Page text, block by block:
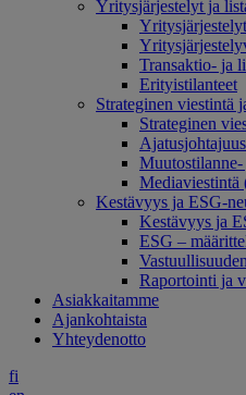
Yritysjärjestelyt ja
Transaktio- ja
Erityistilanteet
Strateginen viestintä
Strateginen
Mediaviestintä
Kestävyys ja ESG-
Kestävyys ja
ESG –
Raportointi ja
Asiakkaitamme
Ajankohtaista
Yhteydenotto
fi